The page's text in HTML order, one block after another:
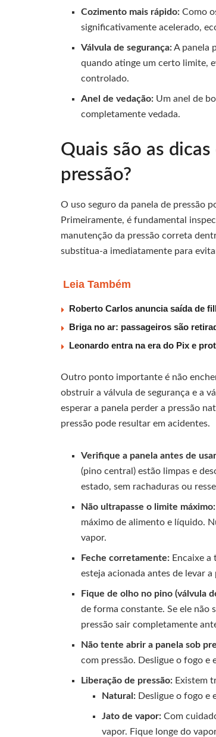
Cozimento mais rápido: Como
significativamente acelerado,
Válvula de segurança:A panela
quando atinge um certo limite,
controlado.
Anel de vedação: Um anel de
completamente vedada.
Quais são as
pressão?
O uso seguro da panela de pressão
Primeiramente, é fundamental
manutenção da pressão correta
substitua-a imediatamente para
Leia Também
Roberto Carlos anuncia saída de
Briga no ar: passageiros são
Leonardo entra na era do Pix e
Outro ponto importante é não
obstruir a válvula de segurança e a
esperar a panela perder a pressão
pressão pode resultar em acidentes.
Verifique a panela antes de
(pino central) estão limpas e
estado, sem rachaduras ou
Não ultrapasse o limite máximo:
máximo de alimento e líquido.
vapor.
Feche corretamente: Encaixe
esteja acionada antes de levar a
Fique de olho no pino (válvula
de forma constante. Se ele não
pressão sair completamente
Não tente abrir a panela sob
com pressão. Desligue o fogo e
Liberação de pressão: Existem
Natural:Desligue o fogo e
Jato de vapor:Com
vapor. Fique longe do